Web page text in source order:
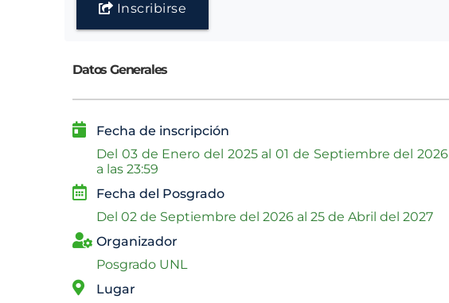
Inscribirse
Datos Generales
Fecha de inscripción
Del 03 de Enero del 2025 al01 de Septiembre del 2026
a las 23:59
Fecha del Posgrado
Del02 de Septiembre del 2026 al25 de Abril del 2027
Organizador
Posgrado UNL
Lugar